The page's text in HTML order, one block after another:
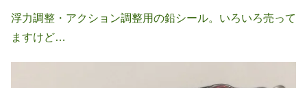
浮力調整・アクション調整用の鉛シール。いろいろ売って
ますけど…